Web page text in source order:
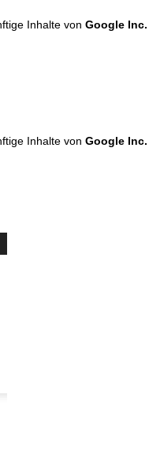
Inhalte von Google Inc.
Inhalte von Google Inc.